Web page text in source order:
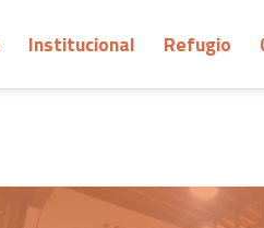
Institucional Refugio